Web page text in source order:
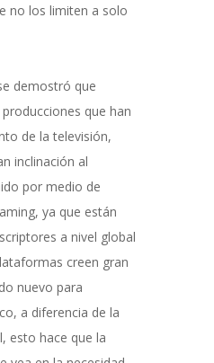
no los limiten a solo
demostró que
que han
de la televisión,
inclinación al
por medio de
ya que están
a nivel global
creen gran
nuevo para
a diferencia de la
esto hace que la